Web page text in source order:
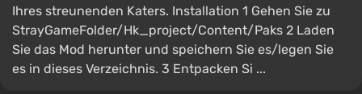
Ihres streunenden Katers. Installation 1 Gehen Sie zu
StrayGameFolder/Hk_project/Content/Paks 2 Laden
Sie das Mod herunter und speichern Sie es/legen Sie
es in dieses Verzeichnis. 3 Entpacken Si ...